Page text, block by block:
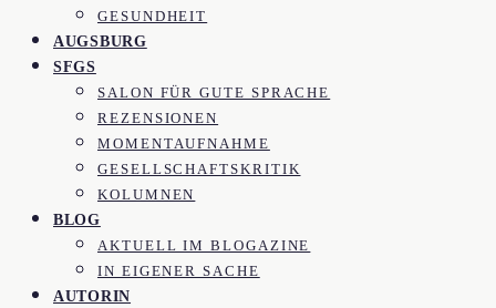
GESUNDHEIT
AUGSBURG
SFGS
SALON FÜR GUTE SPRACHE
REZENSIONEN
MOMENTAUFNAHME
GESELLSCHAFTSKRITIK
KOLUMNEN
BLOG
AKTUELL IM BLOGAZINE
IN EIGENER SACHE
AUTORIN